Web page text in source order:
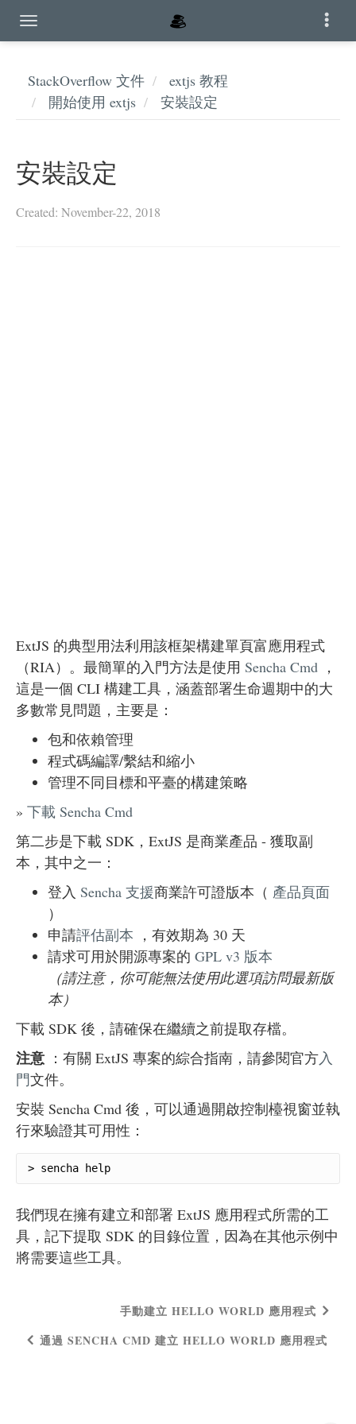
StackOverflow 文件
extjs 教程
開始使用 extjs
安裝設定
安裝設定
Created: November-22, 2018
ExtJS 的典型用法利用該框架構建單頁富應用程式
（RIA）。最簡單的入門方法是使用 Sencha Cmd ，
這是一個 CLI 構建工具，涵蓋部署生命週期中的大
多數常見問題，主要是：
包和依賴管理
程式碼編譯/繫結和縮小
管理不同目標和平臺的構建策略
» 下載 Sencha Cmd
第二步是下載 SDK，ExtJS 是商業產品 - 獲取副
本，其中之一：
登入 Sencha 支援商業許可證版本（ 產品頁面
）
申請評估副本 ，有效期為 30 天
請求可用於開源專案的 GPL v3 版本
（請注意，你可能無法使用此選項訪問最新版
本）
下載 SDK 後，請確保在繼續之前提取存檔。
注意 ：有關 ExtJS 專案的綜合指南，請參閱官方入
門文件。
安裝 Sencha Cmd 後，可以通過開啟控制檯視窗並執
行來驗證其可用性：
> sencha help
我們現在擁有建立和部署 ExtJS 應用程式所需的工
具，記下提取 SDK 的目錄位置，因為在其他示例中
將需要這些工具。
手動建立 HELLO WORLD 應用程式
通過 SENCHA CMD 建立 HELLO WORLD 應用程式